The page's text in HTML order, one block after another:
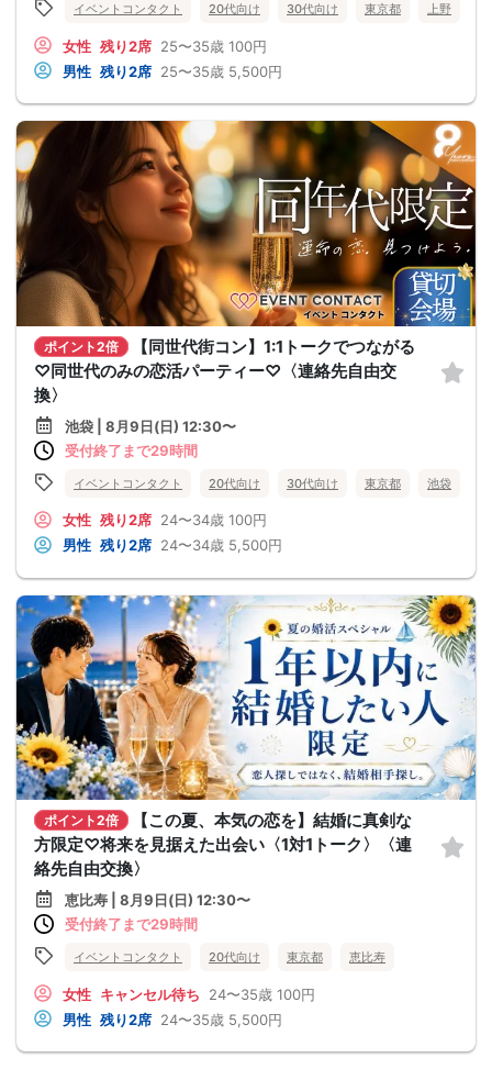
イベントコンタクト 20代向け 30代向け 東京都 上野
女性 残り2席 25〜35歳 100円
男性 残り2席 25〜35歳 5,500円
ポイント2倍
【同世代街コン】1:1トークでつながる
♡同世代のみの恋活パーティー♡〈連絡先自由交
換〉
池袋 | 8月9日(日) 12:30〜
受付終了まで29時間
イベントコンタクト 20代向け 30代向け 東京都 池袋
女性 残り2席 24〜34歳 100円
男性 残り2席 24〜34歳 5,500円
ポイント2倍
【この夏、本気の恋を】結婚に真剣な
方限定♡将来を見据えた出会い〈1対1トーク〉〈連
絡先自由交換〉
恵比寿 | 8月9日(日) 12:30〜
受付終了まで29時間
イベントコンタクト 20代向け 東京都 恵比寿
女性 キャンセル待ち 24〜35歳 100円
男性 残り2席 24〜35歳 5,500円